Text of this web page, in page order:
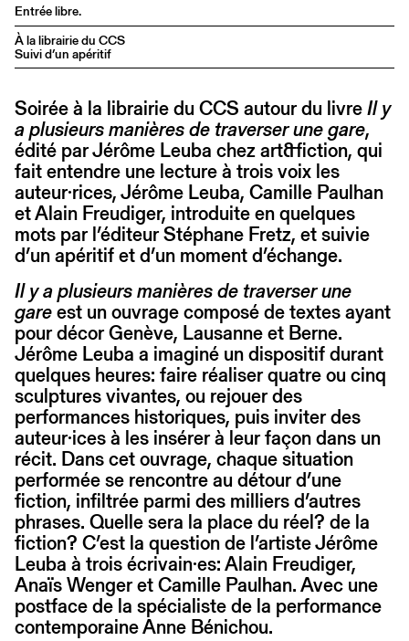
Entrée libre.
À la librairie du CCS
Suivi d’un apéritif
Soirée à la librairie du CCS autour du livreIl y
a plusieurs manières de traverser une gare,
édité par Jérôme Leuba chez art&fiction, qui
fait entendre une lecture à trois voix les
auteur·rices, Jérôme Leuba, Camille Paulhan
et Alain Freudiger, introduite en quelques
mots par l’éditeur Stéphane Fretz, et suivie
d’un apéritif et d’un moment d’échange.
Il y a plusieurs manières de traverser une
gareest un ouvrage composé de textes ayant
pour décor Genève, Lausanne et Berne.
Jérôme Leuba a imaginé un dispositif durant
quelques heures: faire réaliser quatre ou cinq
sculptures vivantes, ou rejouer des
performances historiques, puis inviter des
auteur·ices à les insérer à leur façon dans un
récit. Dans cet ouvrage, chaque situation
performée se rencontre au détour d’une
fiction, infiltrée parmi des milliers d’autres
phrases. Quelle sera la place du réel? de la
fiction? C’est la question de l’artiste Jérôme
Leuba à trois écrivain·es: Alain Freudiger,
Anaïs Wenger et Camille Paulhan. Avec une
postface de la spécialiste de la performance
contemporaine Anne Bénichou.